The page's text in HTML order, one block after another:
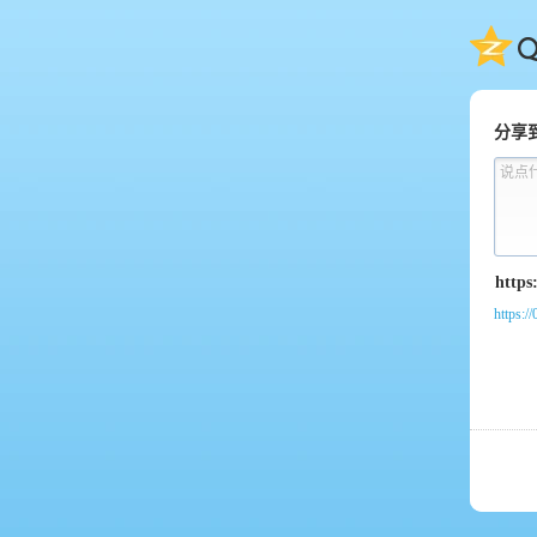
QQ
分享
说点
https://